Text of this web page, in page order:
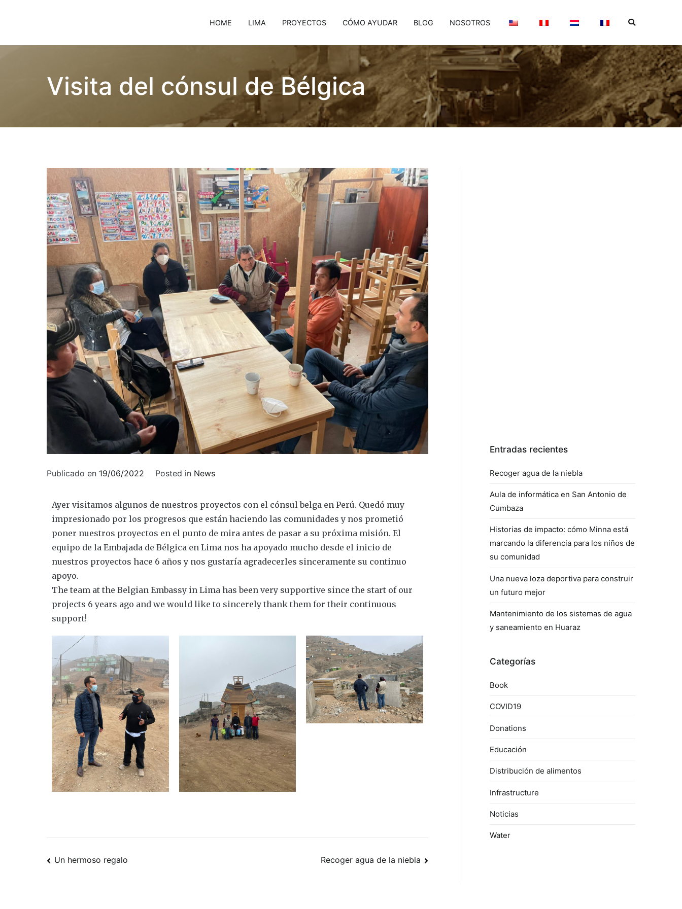
HOME LIMA PROYECTOS CÓMO AYUDAR BLOG NOSOTROS
Visita del cónsul de Bélgica
Publicado en 19/06/2022 Posted in News
Ayer visitamos algunos de nuestros proyectos con el cónsul belga en Perú. Quedó muy
impresionado por los progresos que están haciendo las comunidades y nos prometió
poner nuestros proyectos en el punto de mira antes de pasar a su próxima misión. El
equipo de la Embajada de Bélgica en Lima nos ha apoyado mucho desde el inicio de
nuestros proyectos hace 6 años y nos gustaría agradecerles sinceramente su continuo
apoyo.
The team at the Belgian Embassy in Lima has been very supportive since the start of our
projects 6 years ago and we would like to sincerely thank them for their continuous
support!
Un hermoso regalo Recoger agua de la niebla
Entradas recientes
Recoger agua de la niebla
Aula de informática en San Antonio de
Cumbaza
Historias de impacto: cómo Minna está
marcando la diferencia para los niños de
su comunidad
Una nueva loza deportiva para construir
un futuro mejor
Mantenimiento de los sistemas de agua
y saneamiento en Huaraz
Categorías
Book
COVID19
Donations
Educación
Distribución de alimentos
Infrastructure
Noticias
Water